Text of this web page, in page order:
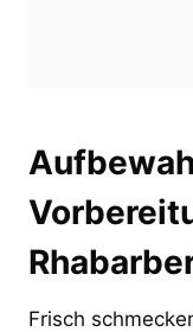
Frisch